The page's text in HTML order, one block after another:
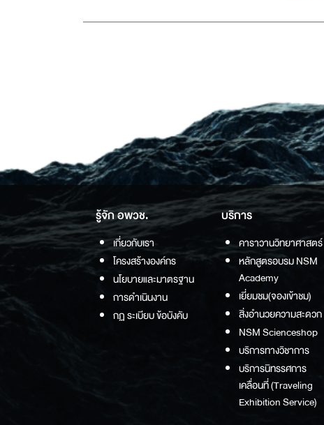
รู้จัก อพวช.
เกี่ยวกับเรา
โครงสร้างองค์กร
นโยบายและมาตรฐาน
การดำเนินงาน
กฏ ระเบียบ ข้อบังคับ
บริการ
คาราวานวิทยาศาสตร์
หลักสูตรอบรม NSM
Academy
เยี่ยมชม(จองเข้าชม)
สิ่งอำนวยความสะดวก
NSM Scienceshop
บริการทางวิชาการ
บริการนิทรรศการ
เคลื่อนที่ (Traveling
Exhibition Service)